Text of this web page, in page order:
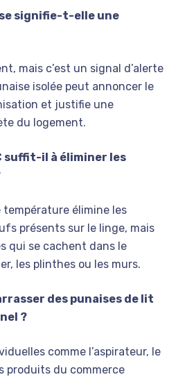
signifie-t-elle une
mais c’est un signal d’alerte
isolée peut annoncer le
et justifie une
du logement.
suffit-il à éliminer les
température élimine les
présents sur le linge, mais
qui se cachent dans le
les plinthes ou les murs.
des punaises de lit
?
comme l’aspirateur, le
produits du commerce